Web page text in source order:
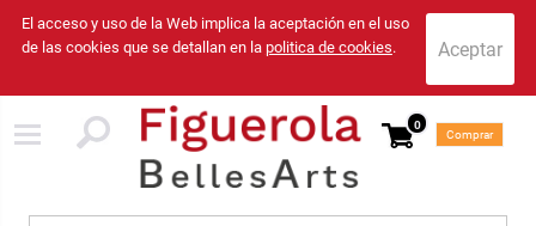
El acceso y uso de la Web implica la aceptación en el uso
de las cookies que se detallan en la politica de cookies.
0
Comprar